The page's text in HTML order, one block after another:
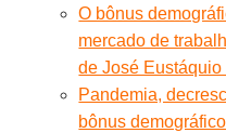
O bônus
mercado de
de José
Pandemia,
bônus